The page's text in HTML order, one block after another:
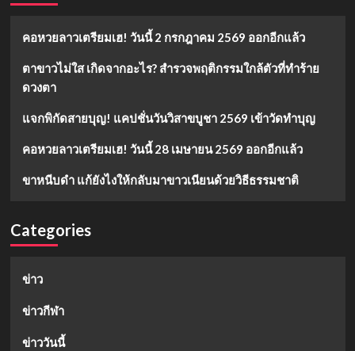
คอหวยลาวเตรียมเฮ! วันนี้ 2 กรกฎาคม 2569 ออกอีกแล้ว
ตาขาวไม่ใส เกิดจากอะไร? สำรวจพฤติกรรมใกล้ตัวที่ทำร้าย
ดวงตา
แจกพิกัดสายบุญ! แคปชั่นวันวิสาขบูชา 2569 เข้าวัดทำบุญ
คอหวยลาวเตรียมเฮ! วันนี้ 28 เมษายน 2569 ออกอีกแล้ว
ขาหนีบดำ แก้ยังไงให้กลับมาขาวเนียนด้วยวิธีธรรมชาติ
Categories
ข่าว
ข่าวกีฬา
ข่าววันนี้